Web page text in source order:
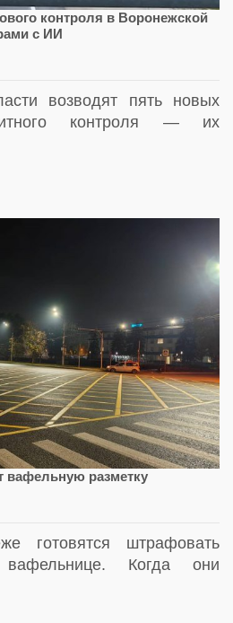
контроля в Воронежской
с ИИ
возводят пять новых
контроля — их
комплексы будут
разметку
готовятся штрафовать
Когда они